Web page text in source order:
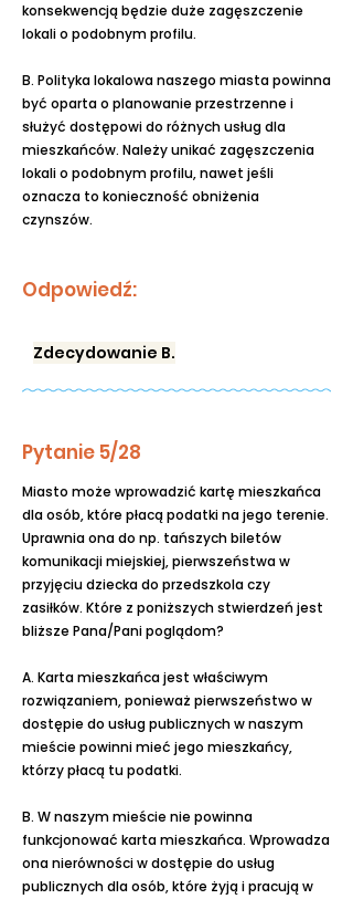
konsekwencją będzie duże zagęszczenie
lokali o podobnym profilu.
B. Polityka lokalowa naszego miasta powinna
być oparta o planowanie przestrzenne i
służyć dostępowi do różnych usług dla
mieszkańców. Należy unikać zagęszczenia
lokali o podobnym profilu, nawet jeśli
oznacza to konieczność obniżenia
czynszów.
Odpowiedź:
Zdecydowanie B.
Pytanie 5/28
Miasto może wprowadzić kartę mieszkańca
dla osób, które płacą podatki na jego terenie.
Uprawnia ona do np. tańszych biletów
komunikacji miejskiej, pierwszeństwa w
przyjęciu dziecka do przedszkola czy
zasiłków. Które z poniższych stwierdzeń jest
bliższe Pana/Pani poglądom?
A. Karta mieszkańca jest właściwym
rozwiązaniem, ponieważ pierwszeństwo w
dostępie do usług publicznych w naszym
mieście powinni mieć jego mieszkańcy,
którzy płacą tu podatki.
B. W naszym mieście nie powinna
funkcjonować karta mieszkańca. Wprowadza
ona nierówności w dostępie do usług
publicznych dla osób, które żyją i pracują w